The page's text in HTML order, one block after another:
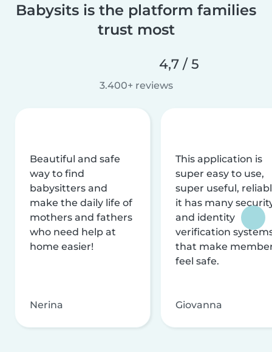
Babysits is the platform families
trust most
4,7 / 5
3.400+ reviews
Beautiful and safe
way to find
babysitters and
make the daily life of
mothers and fathers
who need help at
home easier!
Nerina
This application is
super easy to use,
super useful,
it has many
and identity
verification
that make
feel safe.
Giovanna